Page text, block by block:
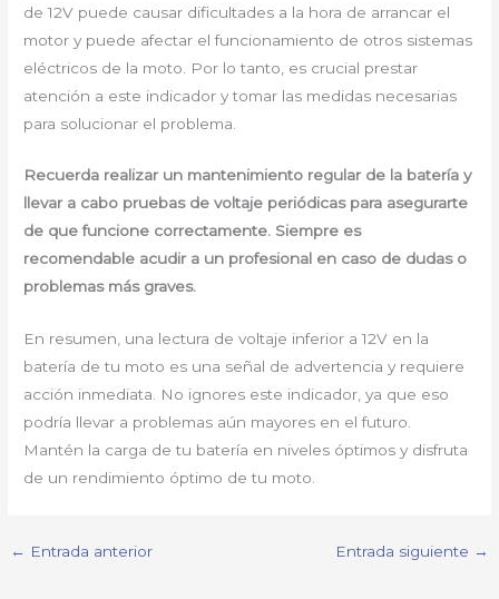
de 12V puede causar dificultades a la hora de arrancar el
motor y puede afectar el funcionamiento de otros sistemas
eléctricos de la moto. Por lo tanto, es crucial prestar
atención a este indicador y tomar las medidas necesarias
para solucionar el problema.
Recuerda realizar un mantenimiento regular de la batería y
llevar a cabo pruebas de voltaje periódicas para asegurarte
de que funcione correctamente. Siempre es
recomendable acudir a un profesional en caso de dudas o
problemas más graves.
En resumen, una lectura de voltaje inferior a 12V en la
batería de tu moto es una señal de advertencia y requiere
acción inmediata. No ignores este indicador, ya que eso
podría llevar a problemas aún mayores en el futuro.
Mantén la carga de tu batería en niveles óptimos y disfruta
de un rendimiento óptimo de tu moto.
← Entrada anterior Entrada siguiente →